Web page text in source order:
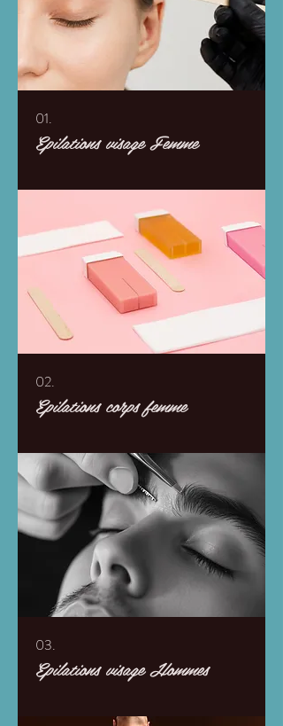
01.
Epilations visage Femme
02.
Epilations corps femme
03.
Epilations visage Hommes